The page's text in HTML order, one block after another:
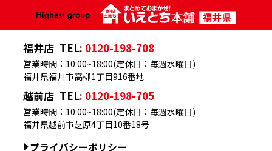
福井店 TEL: 0120-198-708
福井県福井市高柳1丁目916番地
営業時間：10:00~18:00(定休日：毎週水曜日)
越前店 TEL: 0120-198-705
福井県越前市芝原4丁目10番18号
営業時間：10:00~18:00(定休日：毎週水曜日)
プライバシーポリシー